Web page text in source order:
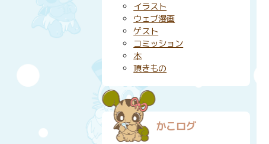
イラスト
ウェブ漫画
ゲスト
コミッション
本
頂きもの
かこログ